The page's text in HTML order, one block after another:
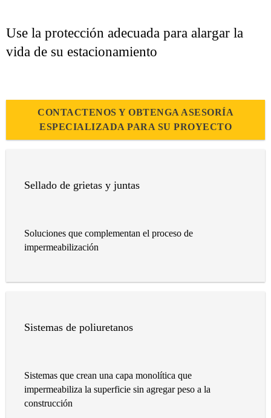
Use la protección adecuada para alargar la
vida de su estacionamiento
CONTACTENOS Y OBTENGA ASESORÍA
ESPECIALIZADA PARA SU PROYECTO
Sellado de grietas y juntas
Soluciones que complementan el proceso de
impermeabilización
Sistemas de poliuretanos
Sistemas que crean una capa monolítica que
impermeabiliza la superficie sin agregar peso a la
construcción